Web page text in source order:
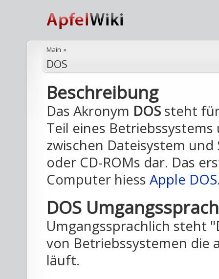
Main »
DOS
Beschreibung
Das Akronym DOS steht
Teil eines
zwischen Dateisystem
oder CD-ROMs dar. Das
Computer hiess Apple DOS
DOS
Umgangssprachlich steht
von Betriebssystemen die
läuft.